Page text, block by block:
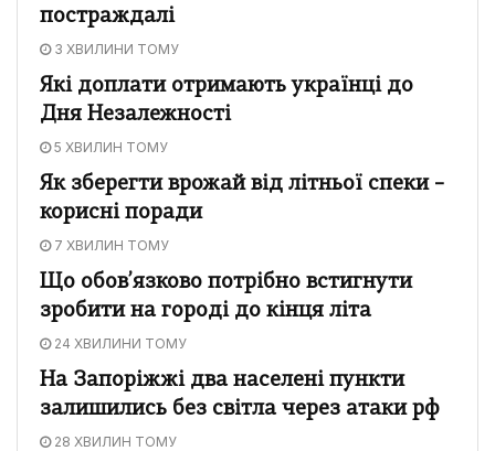
постраждалі
3 ХВИЛИНИ ТОМУ
Які доплати отримають українці до
Дня Незалежності
5 ХВИЛИН ТОМУ
Як зберегти врожай від літньої спеки –
корисні поради
7 ХВИЛИН ТОМУ
Що обов’язково потрібно встигнути
зробити на городі до кінця літа
24 ХВИЛИНИ ТОМУ
На Запоріжжі два населені пункти
залишились без світла через атаки рф
28 ХВИЛИН ТОМУ